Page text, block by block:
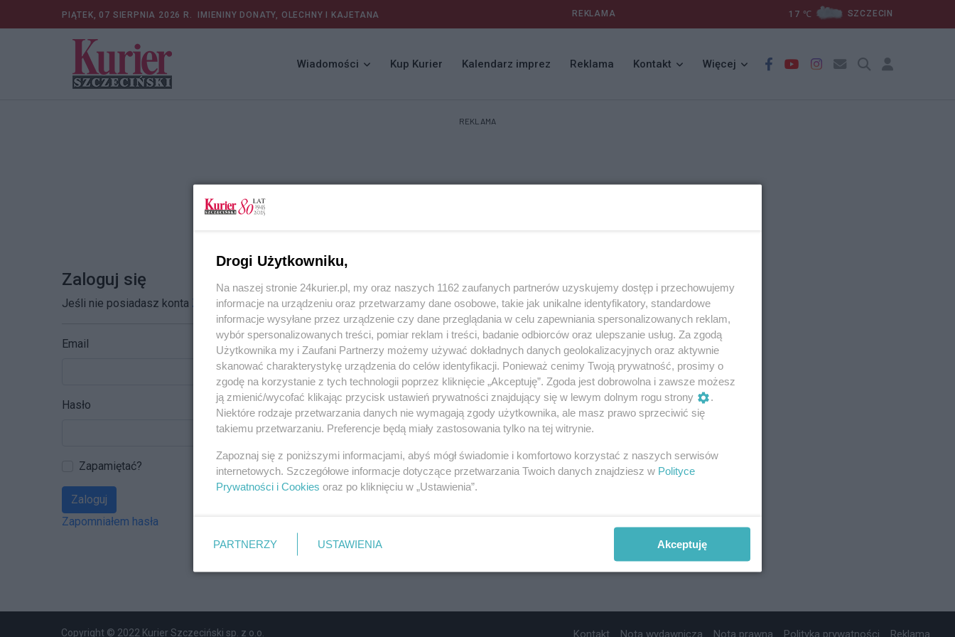
PIĄTEK, 07 SIERPNIA 2026 R. IMIENINY DONATY, OLECHNY I KAJETANA REKLAMA 17 ℃ SZCZECIN
Wiadomości Kup Kurier Kalendarz imprez Reklama Kontakt Więcej
REKLAMA
Zaloguj się
Jeśli nie posiadasz konta Zarejestruj się
Email
Hasło
Zapamiętać?
Zaloguj
Zapomniałem hasła
Copyright © 2022 Kurier Szczeciński sp. z o.o. Kontakt Nota wydawnicza Nota prawna Polityka prywatności Reklama
Drogi Użytkowniku,
Na naszej stronie 24kurier.pl, my oraz naszych 1162 zaufanych partnerów uzyskujemy dostęp i przechowujemy
informacje na urządzeniu oraz przetwarzamy dane osobowe, takie jak unikalne identyfikatory, standardowe
informacje wysyłane przez urządzenie czy dane przeglądania w celu zapewniania spersonalizowanych reklam,
wybór spersonalizowanych treści, pomiar reklam i treści, badanie odbiorców oraz ulepszanie usług. Za zgodą
Użytkownika my i Zaufani Partnerzy możemy używać dokładnych danych geolokalizacyjnych oraz aktywnie
skanować charakterystykę urządzenia do celów identyfikacji. Ponieważ cenimy Twoją prywatność, prosimy o
zgodę na korzystanie z tych technologii poprzez kliknięcie „Akceptuję”. Zgoda jest dobrowolna i zawsze możesz
ją zmienić/wycofać klikając przycisk ustawień prywatności znajdujący się w lewym dolnym rogu strony
.
Niektóre rodzaje przetwarzania danych nie wymagają zgody użytkownika, ale masz prawo sprzeciwić się
takiemu przetwarzaniu. Preferencje będą miały zastosowania tylko na tej witrynie.
Zapoznaj się z poniższymi informacjami, abyś mógł świadomie i komfortowo korzystać z naszych serwisów
internetowych. Szczegółowe informacje dotyczące przetwarzania Twoich danych znajdziesz w Polityce
Prywatności i Cookies oraz po kliknięciu w „Ustawienia”.
PARTNERZY USTAWIENIA Akceptuję